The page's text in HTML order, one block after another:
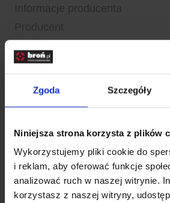
Zgoda Szczegóły
Niniejsza strona korzysta z plików
Wykorzystujemy pliki cookie do
i reklam, aby oferować funkcje
analizować ruch w naszej witrynie.
korzystasz z naszej witryny,
Informacje producenta
EAN
Rozwiń opis
Dane